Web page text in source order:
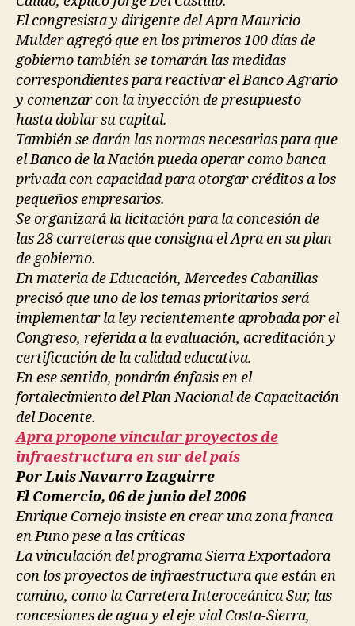
El congresista y dirigente del Apra Mauricio
Mulder agregó que en los primeros 100 días de
gobierno también se tomarán las medidas
correspondientes para reactivar el Banco Agrario
y comenzar con la inyección de presupuesto
hasta doblar su capital.
También se darán las normas necesarias para que
el Banco de la Nación pueda operar como banca
privada con capacidad para otorgar créditos a los
pequeños empresarios.
Se organizará la licitación para la concesión de
las 28 carreteras que consigna el Apra en su plan
de gobierno.
En materia de Educación, Mercedes Cabanillas
precisó que uno de los temas prioritarios será
implementar la ley recientemente aprobada por el
Congreso, referida a la evaluación, acreditación y
certificación de la calidad educativa.
En ese sentido, pondrán énfasis en el
fortalecimiento del Plan Nacional de Capacitación
del Docente.
Apra propone vincular proyectos de
infraestructura en sur del país
Por Luis Navarro Izaguirre
El Comercio, 06 de junio del 2006
Enrique Cornejo insiste en crear una zona franca
en Puno pese a las críticas
La vinculación del programa Sierra Exportadora
con los proyectos de infraestructura que están en
camino, como la Carretera Interoceánica Sur, las
concesiones de agua y el eje vial Costa-Sierra,